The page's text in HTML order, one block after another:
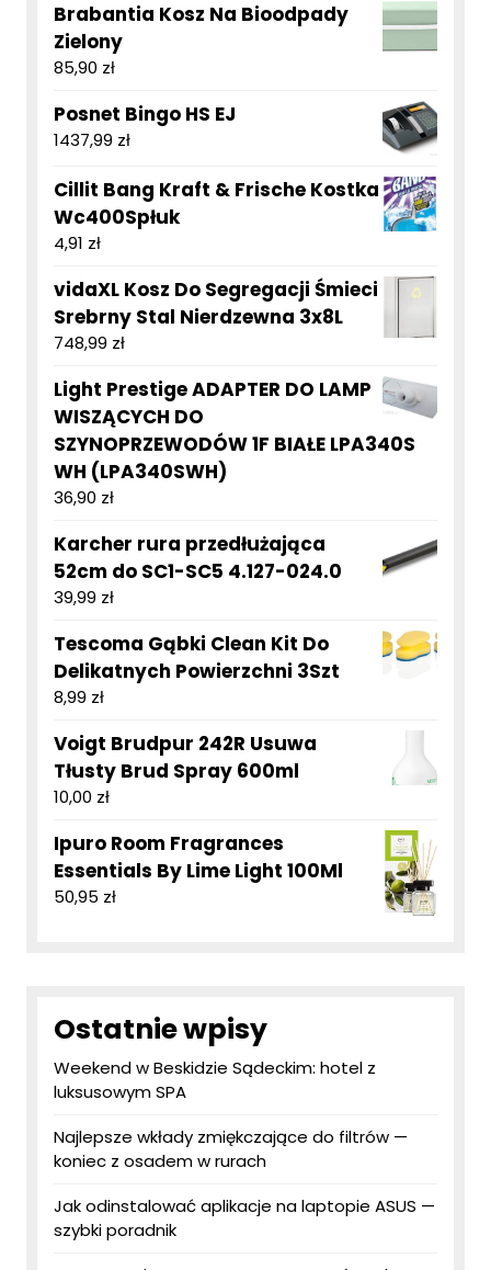
Brabantia Kosz Na Bioodpady
Zielony
85,90 zł
Posnet Bingo HS EJ
1437,99 zł
Cillit Bang Kraft & Frische Kostka
Wc400Spłuk
4,91 zł
vidaXL Kosz Do Segregacji Śmieci
Srebrny Stal Nierdzewna 3x8L
748,99 zł
Light Prestige ADAPTER DO LAMP
WISZĄCYCH DO
SZYNOPRZEWODÓW 1F BIAŁE LPA340S
WH (LPA340SWH)
36,90 zł
Karcher rura przedłużająca
52cm do SC1-SC5 4.127-024.0
39,99 zł
Tescoma Gąbki Clean Kit Do
Delikatnych Powierzchni 3Szt
8,99 zł
Voigt Brudpur 242R Usuwa
Tłusty Brud Spray 600ml
10,00 zł
Ipuro Room Fragrances
Essentials By Lime Light 100Ml
50,95 zł
Ostatnie wpisy
Weekend w Beskidzie Sądeckim: hotel z
luksusowym SPA
Najlepsze wkłady zmiękczające do filtrów —
koniec z osadem w rurach
Jak odinstalować aplikacje na laptopie ASUS —
szybki poradnik